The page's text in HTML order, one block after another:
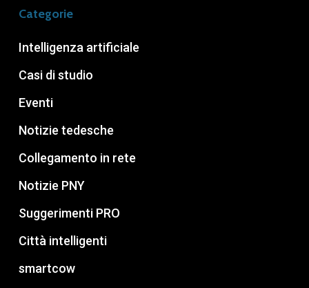
Categorie
Intelligenza artificiale
Casi di studio
Eventi
Notizie tedesche
Collegamento in rete
Notizie PNY
Suggerimenti PRO
Città intelligenti
smartcow